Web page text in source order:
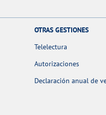
OTRAS GESTIONES
Telelectura
Autorizaciones
Declaración anual de